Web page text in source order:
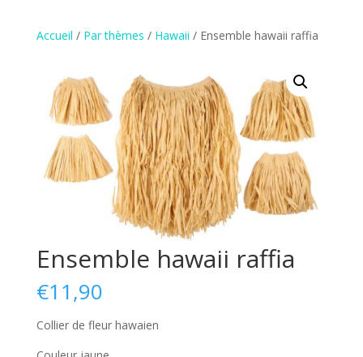
Accueil / Par thèmes / Hawaii / Ensemble hawaii raffia
Ensemble hawaii raffia
€11,90
Collier de fleur hawaien